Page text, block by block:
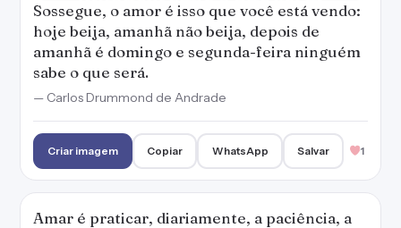
Sossegue, o amor é isso que você está vendo:
hoje beija, amanhã não beija, depois de
amanhã é domingo e segunda-feira ninguém
sabe o que será.
— Carlos Drummond de Andrade
Criar imagem Copiar WhatsApp Salvar 1
Amar é praticar, diariamente, a paciência, a